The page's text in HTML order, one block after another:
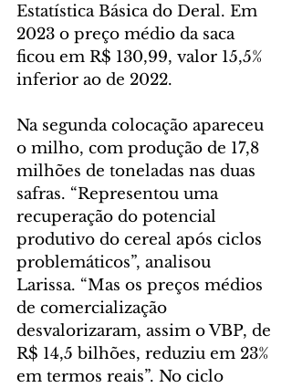
Estatística Básica do Deral. Em
2023 o preço médio da saca
ficou em R$ 130,99, valor 15,5%
inferior ao de 2022.
Na segunda colocação apareceu
o milho, com produção de 17,8
milhões de toneladas nas duas
safras. “Representou uma
recuperação do potencial
produtivo do cereal após ciclos
problemáticos”, analisou
Larissa. “Mas os preços médios
de comercialização
desvalorizaram, assim o VBP, de
R$ 14,5 bilhões, reduziu em 23%
em termos reais”. No ciclo